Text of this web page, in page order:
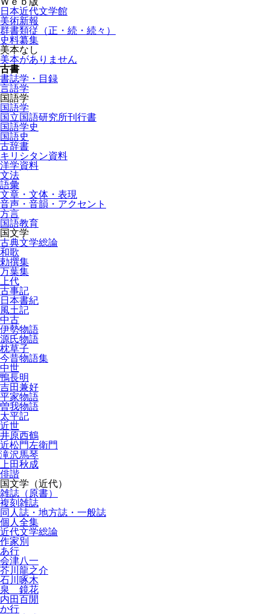
日本近代文学館
美術新報
群書類従（正・続・続々）
史料纂集
美本なし
美本がありません
古書
書誌学・目録
言語学
国語学
国語学
国立国語研究所刊行書
国語学史
国語史
古辞書
キリシタン資料
洋学資料
文法
語彙
文章・文体・表現
音声・音韻・アクセント
方言
国語教育
国文学
古典文学総論
和歌
勅撰集
万葉集
上代
古事記
日本書紀
風土記
中古
伊勢物語
源氏物語
枕草子
今昔物語集
中世
鴨長明
吉田兼好
平家物語
曽我物語
太平記
近世
井原西鶴
近松門左衛門
滝沢馬琴
上田秋成
俳諧
国文学（近代）
雑誌（原書）
複刻雑誌
同人誌・地方誌・一般誌
個人全集
近代文学総論
作家別
あ行
会津八一
芥川龍之介
石川啄木
泉 鏡花
内田百閒
か行